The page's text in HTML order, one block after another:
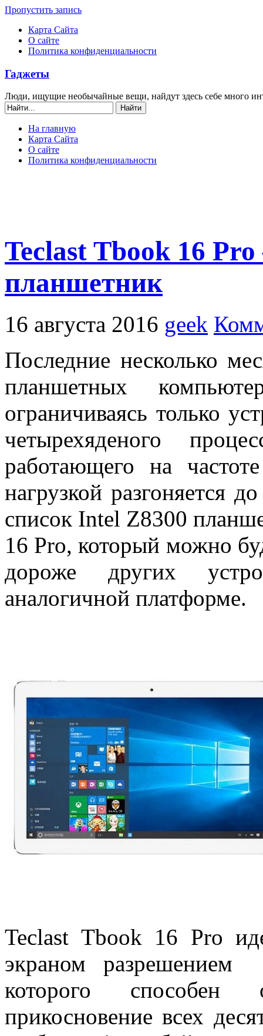
Пропустить запись
Карта Сайта
О сайте
Политика конфиденциальности
Гаджеты
Люди, ищущие необычайные вещи, найдут здесь себе много
На главную
Карта Сайта
О сайте
Политика конфиденциальности
Teclast Tbook 16
планшетник
16 августа 2016 geek
Последние несколько
планшетных
ограничиваясь только
четырехяденого
работающего на
нагрузкой разгоняется
список Intel Z8300
16 Pro, который можно
дороже других
аналогичной платформе.
Teclast Tbook 16 Pro
экраном
которого способен
прикосновение всех